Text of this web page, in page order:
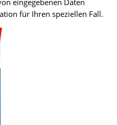
für Ihren speziellen Fall.